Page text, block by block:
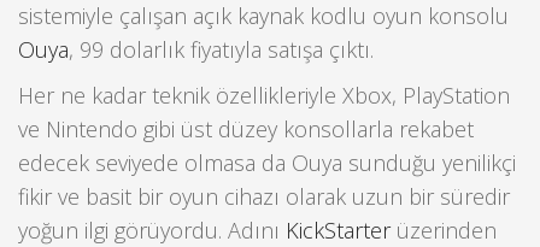
sistemiyle çalışan açık kaynak kodlu oyun konsolu
Ouya, 99 dolarlık fiyatıyla satışa çıktı.
Her ne kadar teknik özellikleriyle Xbox, PlayStation
ve Nintendo gibi üst düzey konsollarla rekabet
edecek seviyede olmasa da Ouya sunduğu yenilikçi
fikir ve basit bir oyun cihazı olarak uzun bir süredir
yoğun ilgi görüyordu. Adını KickStarterüzerinden